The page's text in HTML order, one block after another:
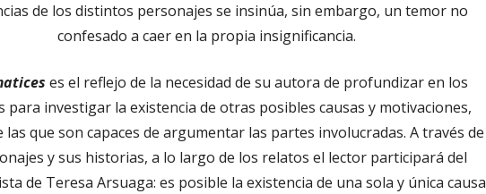
de los distintos personajes se insinúa, sin embargo, un temor no
confesado a caer en la propia insignificancia.
es el reflejo de la necesidad de su autora de profundizar en los
para investigar la existencia de otras posibles causas y motivaciones,
las que son capaces de argumentar las partes involucradas. A través de
y sus historias, a lo largo de los relatos el lector participará del
de Teresa Arsuaga: es posible la existencia de una sola y única causa